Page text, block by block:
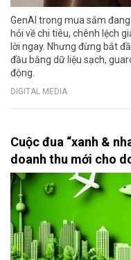
GenAI trong mua sắm
hỏi về chi tiêu, chênh lệch
lời ngay. Nhưng đừng bắt
đầu bằng dữ liệu sạch,
động.
DIGITAL MEDIA
Cuộc đua “xanh &
doanh thu mới cho